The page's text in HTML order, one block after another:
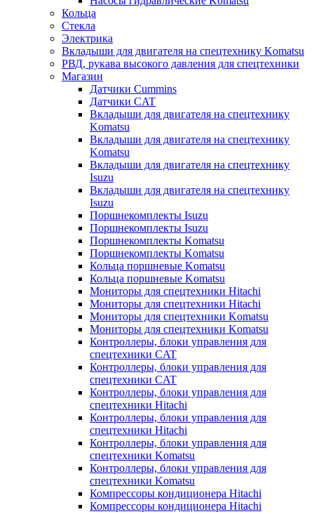
Кольца
Стекла
Электрика
Вкладыши для двигателя на спецтехнику Komatsu
РВД, рукава высокого давления для спецтехники
Магазин
Датчики Cummins
Датчики CAT
Вкладыши для двигателя на спецтехнику
Komatsu
Вкладыши для двигателя на спецтехнику
Komatsu
Вкладыши для двигателя на спецтехнику
Isuzu
Вкладыши для двигателя на спецтехнику
Isuzu
Поршнекомплекты Isuzu
Поршнекомплекты Isuzu
Поршнекомплекты Komatsu
Поршнекомплекты Komatsu
Кольца поршневые Komatsu
Кольца поршневые Komatsu
Мониторы для спецтехники Hitachi
Мониторы для спецтехники Hitachi
Мониторы для спецтехники Komatsu
Мониторы для спецтехники Komatsu
Контроллеры, блоки управления для
спецтехники CAT
Контроллеры, блоки управления для
спецтехники CAT
Контроллеры, блоки управления для
спецтехники Hitachi
Контроллеры, блоки управления для
спецтехники Hitachi
Контроллеры, блоки управления для
спецтехники Komatsu
Контроллеры, блоки управления для
спецтехники Komatsu
Компрессоры кондиционера Hitachi
Компрессоры кондиционера Hitachi